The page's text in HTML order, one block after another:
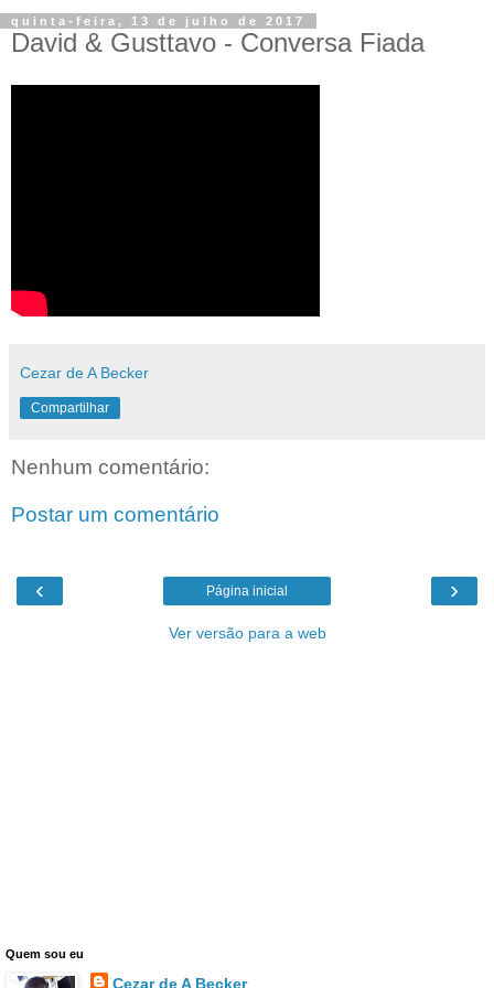
quinta-feira, 13 de julho de 2017
David & Gusttavo - Conversa Fiada
Cezar de A Becker
Compartilhar
Nenhum comentário:
Postar um comentário
‹ ›
Página inicial
Ver versão para a web
Quem sou eu
Cezar de A Becker